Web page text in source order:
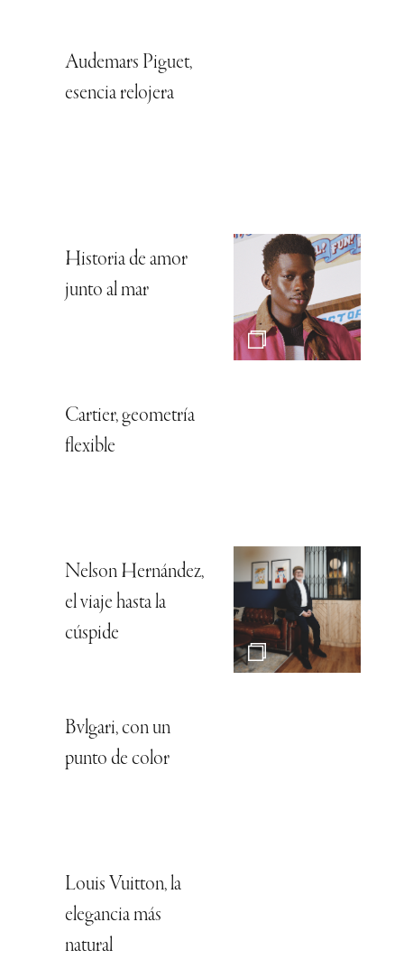
Audemars Piguet,
esencia relojera
Historia de amor
junto al mar
Cartier, geometría
flexible
Nelson Hernández,
el viaje hasta la
cúspide
Bvlgari, con un
punto de color
Louis Vuitton, la
elegancia más
natural